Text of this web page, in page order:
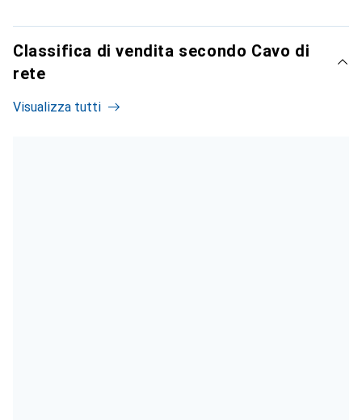
Classifica di vendita secondo Cavo di
rete
Visualizza tutti